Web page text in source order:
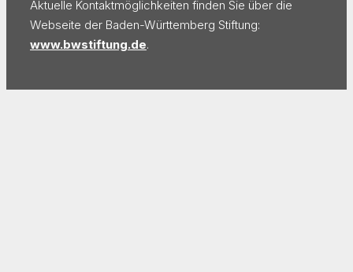
Aktuelle Kontaktmöglichkeiten finden Sie über die
Webseite der Baden-Württemberg Stiftung:
www.bwstiftung.de.